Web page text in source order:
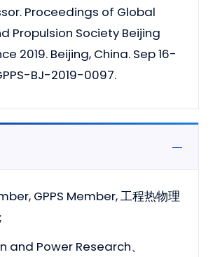
Proceedings of Global
Propulsion Society Beijing
2019. Beijing, China. Sep 16-
BJ-2019-0097.
GPPS Member, 工程热物理
and Power Research、